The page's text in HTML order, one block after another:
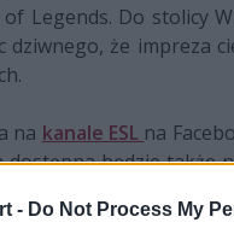
- Do Not Process My
Legends. Do stolicy
dziwnego, że impreza
na kanale ESL na
będzie także
wydaniu